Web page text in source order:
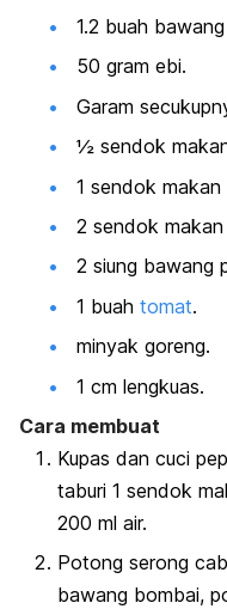
1.2 buah
50 gram ebi.
Garam
½ sendok
1 sendok makan
2 sendok
2 siung bawang
1 buah tomat.
minyak goreng.
1 cm lengkuas.
Cara membuat
Kupas dan cuci
taburi 1 sendok
200 ml air.
Potong serong
bawang bombai,